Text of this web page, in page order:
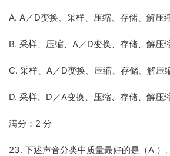
A. A／D变换、采样、压缩、存储、解压
B. 采样、压缩、A／D变换、存储、解压
C. 采样、A／D变换、压缩、存储、解压
D. 采样、D／A变换、压缩、存储、解压
满分：2 分
23. 下述声音分类中质量最好的是（A ）。